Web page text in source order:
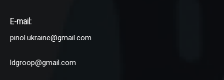
E-mail:
pinol.ukraine@gmail.com
ldgroop@gmail.com